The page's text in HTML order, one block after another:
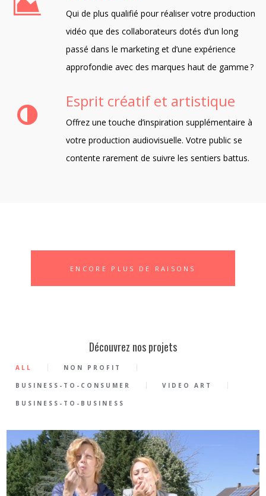
Qui de plus qualifié pour réaliser votre production
vidéo que des collaborateurs dotés d’un long
passé dans le marketing et d’une expérience
approfondie avec des marques haut de gamme ?
Esprit créatif et artistique
Offrez une touche d’inspiration supplémentaire à
votre production audiovisuelle. Votre public se
contente rarement de suivre les sentiers battus.
ENCORE PLUS DE RAISONS
Découvrez nos projets
ALL NON PROFIT
BUSINESS-TO-CONSUMER VIDEO ART
BUSINESS-TO-BUSINESS